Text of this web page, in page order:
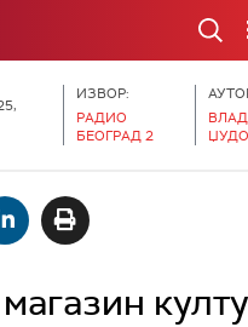
ИЗВОР:
РАДИО
БЕОГРАД 2